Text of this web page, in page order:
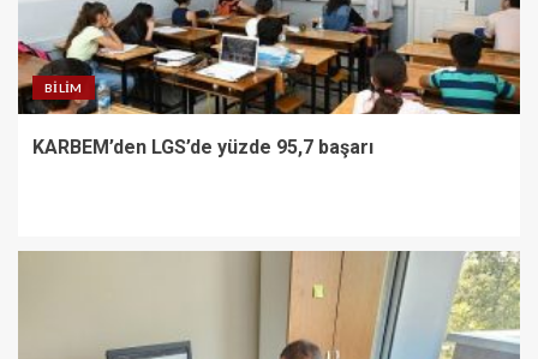
BILIM
KARBEM’den LGS’de yüzde 95,7 başarı